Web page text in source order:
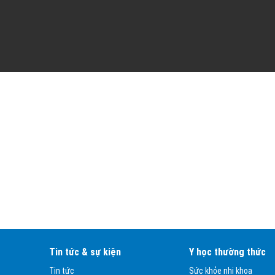
Tin tức & sự kiện
Tin tức
Y học thường thức
Sức khỏe nhi khoa